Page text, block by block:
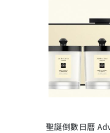
聖誕倒數日曆